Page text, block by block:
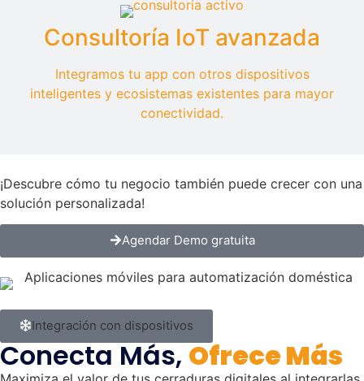
Consultoría IoT avanzada
Integramos tu app con otros dispositivos
inteligentes y ecosistemas existentes para mayor
conectividad.
¡Descubre cómo tu negocio también puede crecer con una
solución personalizada!
Agendar Demo gratuita
Integración con dispositivos
Conecta Más,Ofrece Más